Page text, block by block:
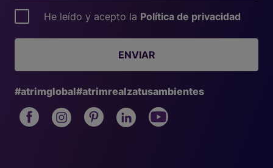
He leído y acepto la Política de privacidad
ENVIAR
#atrimglobal#atrimrealzatusambientes